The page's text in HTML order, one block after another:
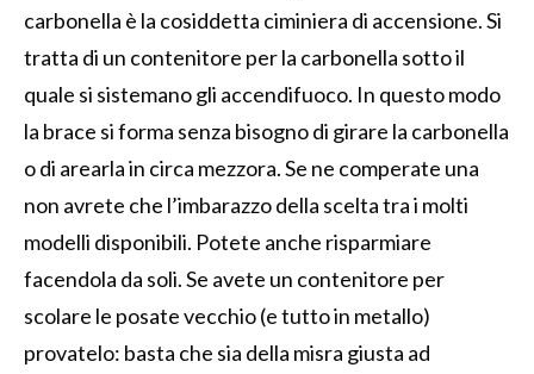
carbonella è la cosiddetta ciminiera di accensione. Si
tratta di un contenitore per la carbonella sotto il
quale si sistemano gli accendifuoco. In questo modo
la brace si forma senza bisogno di girare la carbonella
o di arearla in circa mezzora. Se ne comperate una
non avrete che l’imbarazzo della scelta tra i molti
modelli disponibili. Potete anche risparmiare
facendola da soli. Se avete un contenitore per
scolare le posate vecchio (e tutto in metallo)
provatelo: basta che sia della misra giusta ad